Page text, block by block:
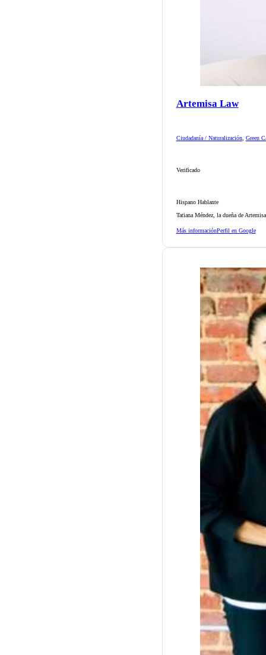
Artemisa Law
Ciudadanía / Naturalización, Green
Verificado
Hispano Hablante
Tatiana Méndez, la dueña de
Más informaciónPerfil en Google